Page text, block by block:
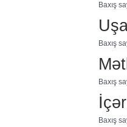
Baxış
Baxış
Baxış
Baxış